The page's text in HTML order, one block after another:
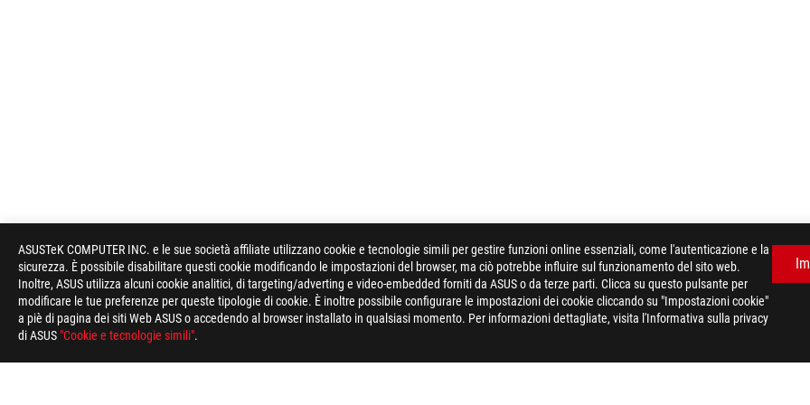
ASUSTeK COMPUTER INC. e le sue società affiliate utilizzano cookie e tecnologie simili per gestire funzioni online essenziali, come l'autenticazione e la
sicurezza. È possibile disabilitare questi cookie modificando le impostazioni del browser, ma ciò potrebbe influire sul funzionamento del sito web.
Inoltre, ASUS utilizza alcuni cookie analitici, di targeting/adverting e video-embedded forniti da ASUS o da terze parti. Clicca su questo pulsante per
modificare le tue preferenze per queste tipologie di cookie. È inoltre possibile configurare le impostazioni dei cookie cliccando su "Impostazioni cookie"
a piè di pagina dei siti Web ASUS o accedendo al browser installato in qualsiasi momento. Per informazioni dettagliate, visita l'Informativa sulla privacy
di ASUS "Cookie e tecnologie simili".